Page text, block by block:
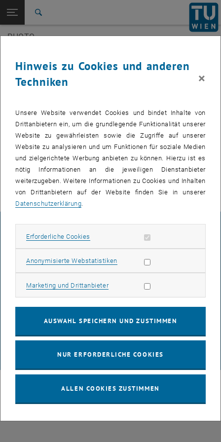
TU Login
Zur 1. Menü Ebene
E120-07 Forschungsbereich Photogrammetrie
Photogrammetrie
Veranstaltungen
Subseiten von 3D
PHOTO
Veranstaltungen
Vergangene Veranstaltungen
VERANSTALTUNGEN VOM 14. JULI 2026
Es gibt keine Veranstaltungen in der aktuellen Ansicht.
BARRIEREFREIHEITSERKLÄRUNG
DATENSCHUTZERKLÄRUNG (PDF)
Hinweis zu Cookies und anderen
Techniken
×
Unsere Website verwendet Cookies und bindet Inhalte von
Drittanbietern ein, um die grundlegende Funktionalität unserer
Website zu gewährleisten sowie die Zugriffe auf unserer
Website zu analysieren und um Funktionen für soziale Medien
und zielgerichtete Werbung anbieten zu können. Hierzu ist es
nötig Informationen an die jeweiligen Dienstanbieter
weiterzugeben. Weitere Informationen zu Cookies und Inhalten
von Drittanbietern auf der Website finden Sie in unserer
Datenschutzerklärung.
Erforderliche Cookies Erforderliche Cookies zulassen
Anonymisierte WebstatistikenStatistik Cookies zulassen
Marketing und DrittanbieterMarketing Cookies zulassen
AUSWAHL SPEICHERN UND ZUSTIMMEN
NUR ERFORDERLICHE COOKIES
ALLEN COOKIES ZUSTIMMEN